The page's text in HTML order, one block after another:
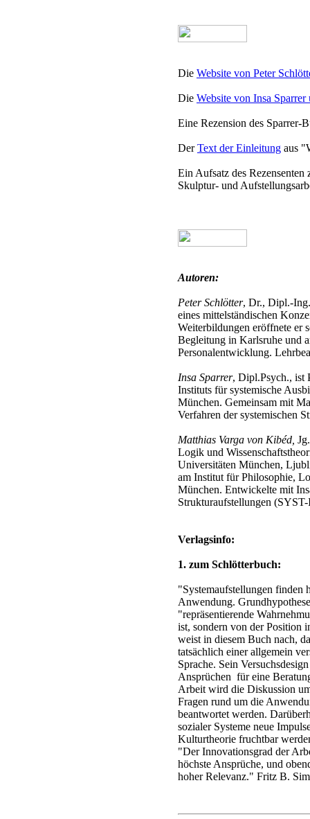
Die Website von Peter
Die Website von Insa
Eine Rezension des Sparrer-
DerText der Einleitung aus
Ein Aufsatz des
Skulptur- und
Autoren:
Peter Schlötter, Dr., Dipl.-
eines mittelständischen
Weiterbildungen eröffnete er
Begleitung in Karlsruhe und
Personalentwicklung.
Insa Sparrer, Dipl.Psych., ist
Instituts für systemische
München. Gemeinsam mit
Verfahren der systemischen
Matthias Varga von Kibéd,
Logik und
Universitäten München,
am Institut für Philosophie,
München. Entwickelte mit
Strukturaufstellungen
Verlagsinfo:
1. zum Schlötterbuch:
"Systemaufstellungen finden
Anwendung.
"repräsentierende
ist, sondern von der Position
weist in diesem Buch nach,
tatsächlich einer allgemein
Sprache. Sein
Ansprüchen ­ für eine
Arbeit wird die Diskussion
Fragen rund um die
beantwortet werden.
sozialer Systeme neue
Kulturtheorie fruchtbar
"Der Innovationsgrad der
höchste Ansprüche, und
hoher Relevanz." Fritz B.